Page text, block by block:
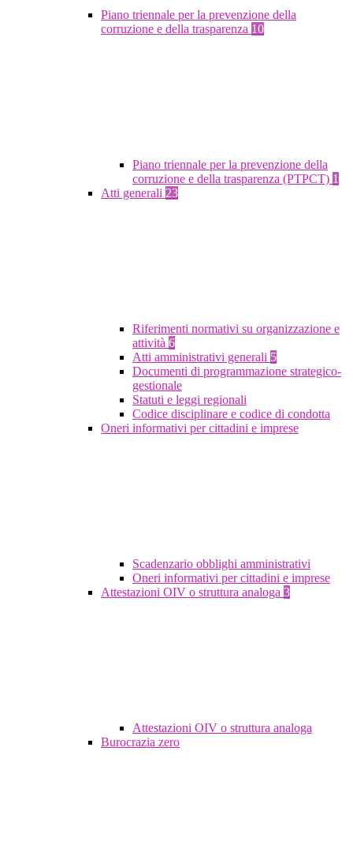
Piano triennale per la prevenzione della
corruzione e della trasparenza 10
Piano triennale per la prevenzione della
corruzione e della trasparenza (PTPCT) 1
Atti generali 23
Riferimenti normativi su organizzazione e
attività 6
Atti amministrativi generali 5
Documenti di programmazione strategico-
gestionale
Statuti e leggi regionali
Codice disciplinare e codice di condotta
Oneri informativi per cittadini e imprese
Scadenzario obblighi amministrativi
Oneri informativi per cittadini e imprese
Attestazioni OIV o struttura analoga 3
Attestazioni OIV o struttura analoga
Burocrazia zero